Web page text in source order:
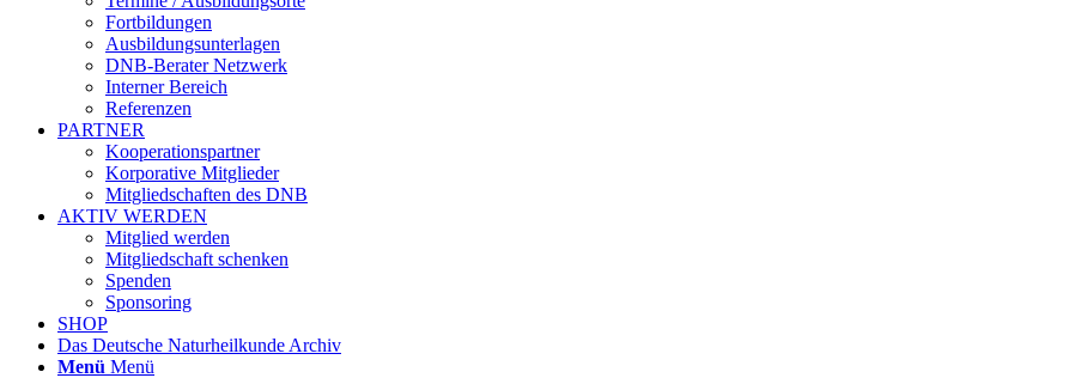
Fortbildungen
Ausbildungsunterlagen
DNB-Berater Netzwerk
Interner Bereich
Referenzen
PARTNER
Kooperationspartner
Korporative Mitglieder
Mitgliedschaften des DNB
AKTIV WERDEN
Mitglied werden
Mitgliedschaft schenken
Spenden
Sponsoring
SHOP
Das Deutsche Naturheilkunde Archiv
Menü Menü